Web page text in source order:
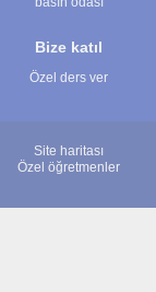
Bize katıl
Özel ders ver
Site haritası
Özel öğretmenler